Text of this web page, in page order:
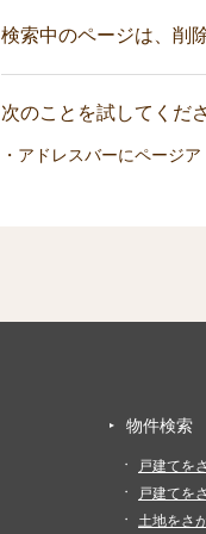
検索中のページは、削
次のことを試してくだ
・アドレスバーにページ
物件検索
戸建てを
戸建てを
土地をさ